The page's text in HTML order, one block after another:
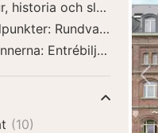
historia och slott
Plopsa Coo Ardennerna: Entrébiljett
(1)
(10)